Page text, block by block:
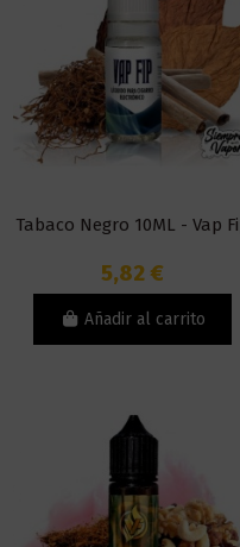
Tabaco Negro 10ML - Vap
5,82 €
Añadir al carrito